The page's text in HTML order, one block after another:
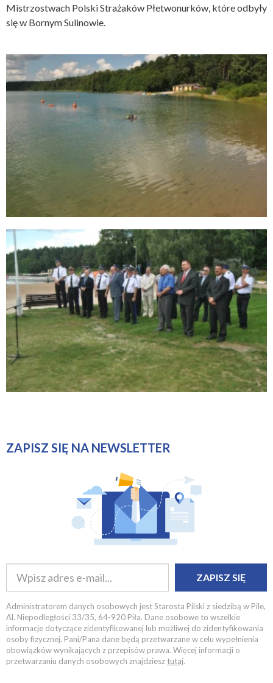
Mistrzostwach Polski Strażaków Płetwonurków, które odbyły
się w Bornym Sulinowie.
ZAPISZ SIĘ NA NEWSLETTER
ZAPISZ SIĘ
Administratorem danych osobowych jest Starosta Pilski z siedzibą w Pile,
Al. Niepodległości 33/35, 64-920 Piła. Dane osobowe to wszelkie
informacje dotyczące zidentyfikowanej lub możliwej do zidentyfikowania
osoby fizycznej. Pani/Pana dane będą przetwarzane w celu wypełnienia
obowiązków wynikających z przepisów prawa. Więcej informacji o
przetwarzaniu danych osobowych znajdziesz tutaj.